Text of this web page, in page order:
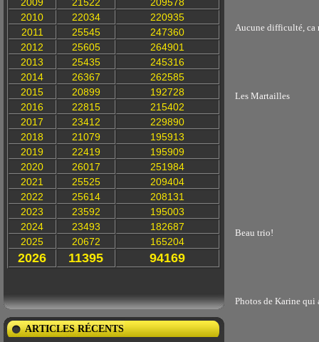
2010
22034
220935
2011
25545
247360
2012
25605
264901
2013
25435
245316
2014
26367
262585
2015
20899
192728
2016
22815
215402
2017
23412
229890
2018
21079
195913
2019
22419
195909
2020
26017
251984
2021
25525
209404
2022
25614
208131
2023
23592
195003
2024
23493
182687
2025
20672 165204
2026 11395 94169
ARTICLES RÉCENTS
Aucune difficulté, ca
Les Martailles
Beau trio!
Photos de Karine qui